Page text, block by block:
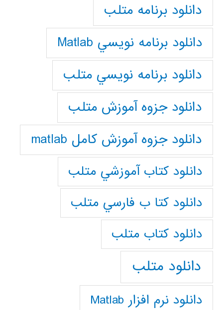
دانلود برنامه متلب
دانلود برنامه نويسي Matlab
دانلود برنامه نويسي متلب
دانلود جزوه آموزش متلب
دانلود جزوه آموزش کامل matlab
دانلود كتاب آموزشي متلب
دانلود كتا ب فارسي متلب
دانلود كتاب متلب
دانلود متلب
دانلود نرم افزار Matlab